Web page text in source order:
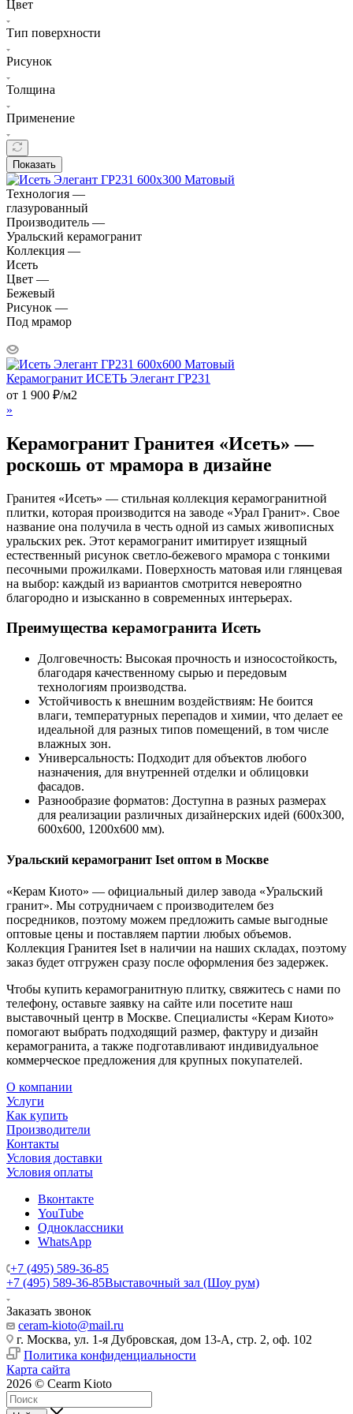
Цвет
Тип поверхности
Рисунок
Толщина
Применение
Показать
Технология —
глазурованный
Производитель —
Уральский керамогранит
Коллекция —
Исеть
Цвет —
Бежевый
Рисунок —
Под мрамор
Керамогранит ИСЕТЬ Элегант ГР231
от 1 900 ₽/м2
»
Керамогранит Гранитея «Исеть» —
роскошь от мрамора в дизайне
Гранитея «Исеть» — стильная коллекция керамогранитной
плитки, которая производится на заводе «Урал Гранит». Свое
название она получила в честь одной из самых живописных
уральских рек. Этот керамогранит имитирует изящный
естественный рисунок светло-бежевого мрамора с тонкими
песочными прожилками. Поверхность матовая или глянцевая
на выбор: каждый из вариантов смотрится невероятно
благородно и изысканно в современных интерьерах.
Преимущества керамогранита Исеть
Долговечность: Высокая прочность и износостойкость,
благодаря качественному сырью и передовым
технологиям производства.
Устойчивость к внешним воздействиям: Не боится
влаги, температурных перепадов и химии, что делает ее
идеальной для разных типов помещений, в том числе
влажных зон.
Универсальность: Подходит для объектов любого
назначения, для внутренней отделки и облицовки
фасадов.
Разнообразие форматов: Доступна в разных размерах
для реализации различных дизайнерских идей (600x300,
600x600, 1200x600 мм).
Уральский керамогранит Iset оптом в Москве
«Керам Киото» — официальный дилер завода «Уральский
гранит». Мы сотрудничаем с производителем без
посредников, поэтому можем предложить самые выгодные
оптовые цены и поставляем партии любых объемов.
Коллекция Гранитея Iset в наличии на наших складах, поэтому
заказ будет отгружен сразу после оформления без задержек.
Чтобы купить керамогранитную плитку, свяжитесь с нами по
телефону, оставьте заявку на сайте или посетите наш
выставочный центр в Москве. Специалисты «Керам Киото»
помогают выбрать подходящий размер, фактуру и дизайн
керамогранита, а также подготавливают индивидуальное
коммерческое предложения для крупных покупателей.
О компании
Услуги
Как купить
Производители
Контакты
Условия доставки
Условия оплаты
Вконтакте
YouTube
Одноклассники
WhatsApp
+7 (495) 589-36-85
+7 (495) 589-36-85Выставочный зал (Шоу рум)
Заказать звонок
ceram-kioto@mail.ru
г. Москва, ул. 1-я Дубровская, дом 13-А, стр. 2, оф. 102
Политика конфиденциальности
Карта сайта
2026 © Cearm Kioto